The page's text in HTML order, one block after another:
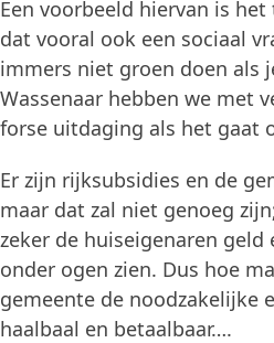
Een voorbeeld hiervan is
dat vooral ook een sociaal
immers niet groen doen als
Wassenaar hebben we met
forse uitdaging als het gaat
Er zijn rijksubsidies en de
maar dat zal niet genoeg
zeker de huiseigenaren
onder ogen zien. Dus hoe
gemeente de noodzakelijke
haalbaal en betaalbaar….